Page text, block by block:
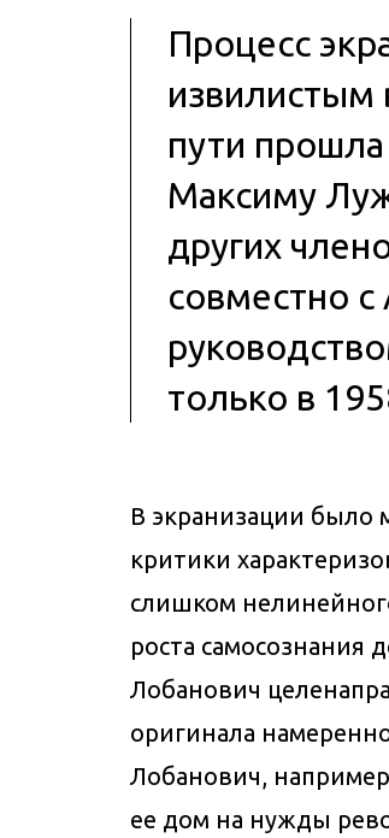
Процесс
извилистым
пути
Максиму
других
совместно
только в
В экранизации было
критики
слишком
роста
Лобанович
оригинала
Лобанович,
ее дом на нужды